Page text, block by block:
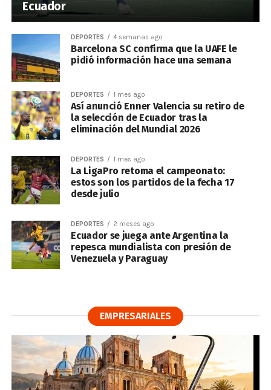
Ecuador
DEPORTES 4 semanas ago
Barcelona SC confirma que la UAFE le
pidió información hace una semana
DEPORTES 1 mes ago
Así anunció Enner Valencia su retiro de
la selección de Ecuador tras la
eliminación del Mundial 2026
DEPORTES 1 mes ago
La LigaPro retoma el campeonato:
estos son los partidos de la fecha 17
desde julio
DEPORTES 2 meses ago
Ecuador se juega ante Argentina la
repesca mundialista con presión de
Venezuela y Paraguay
EMPRESARIALES